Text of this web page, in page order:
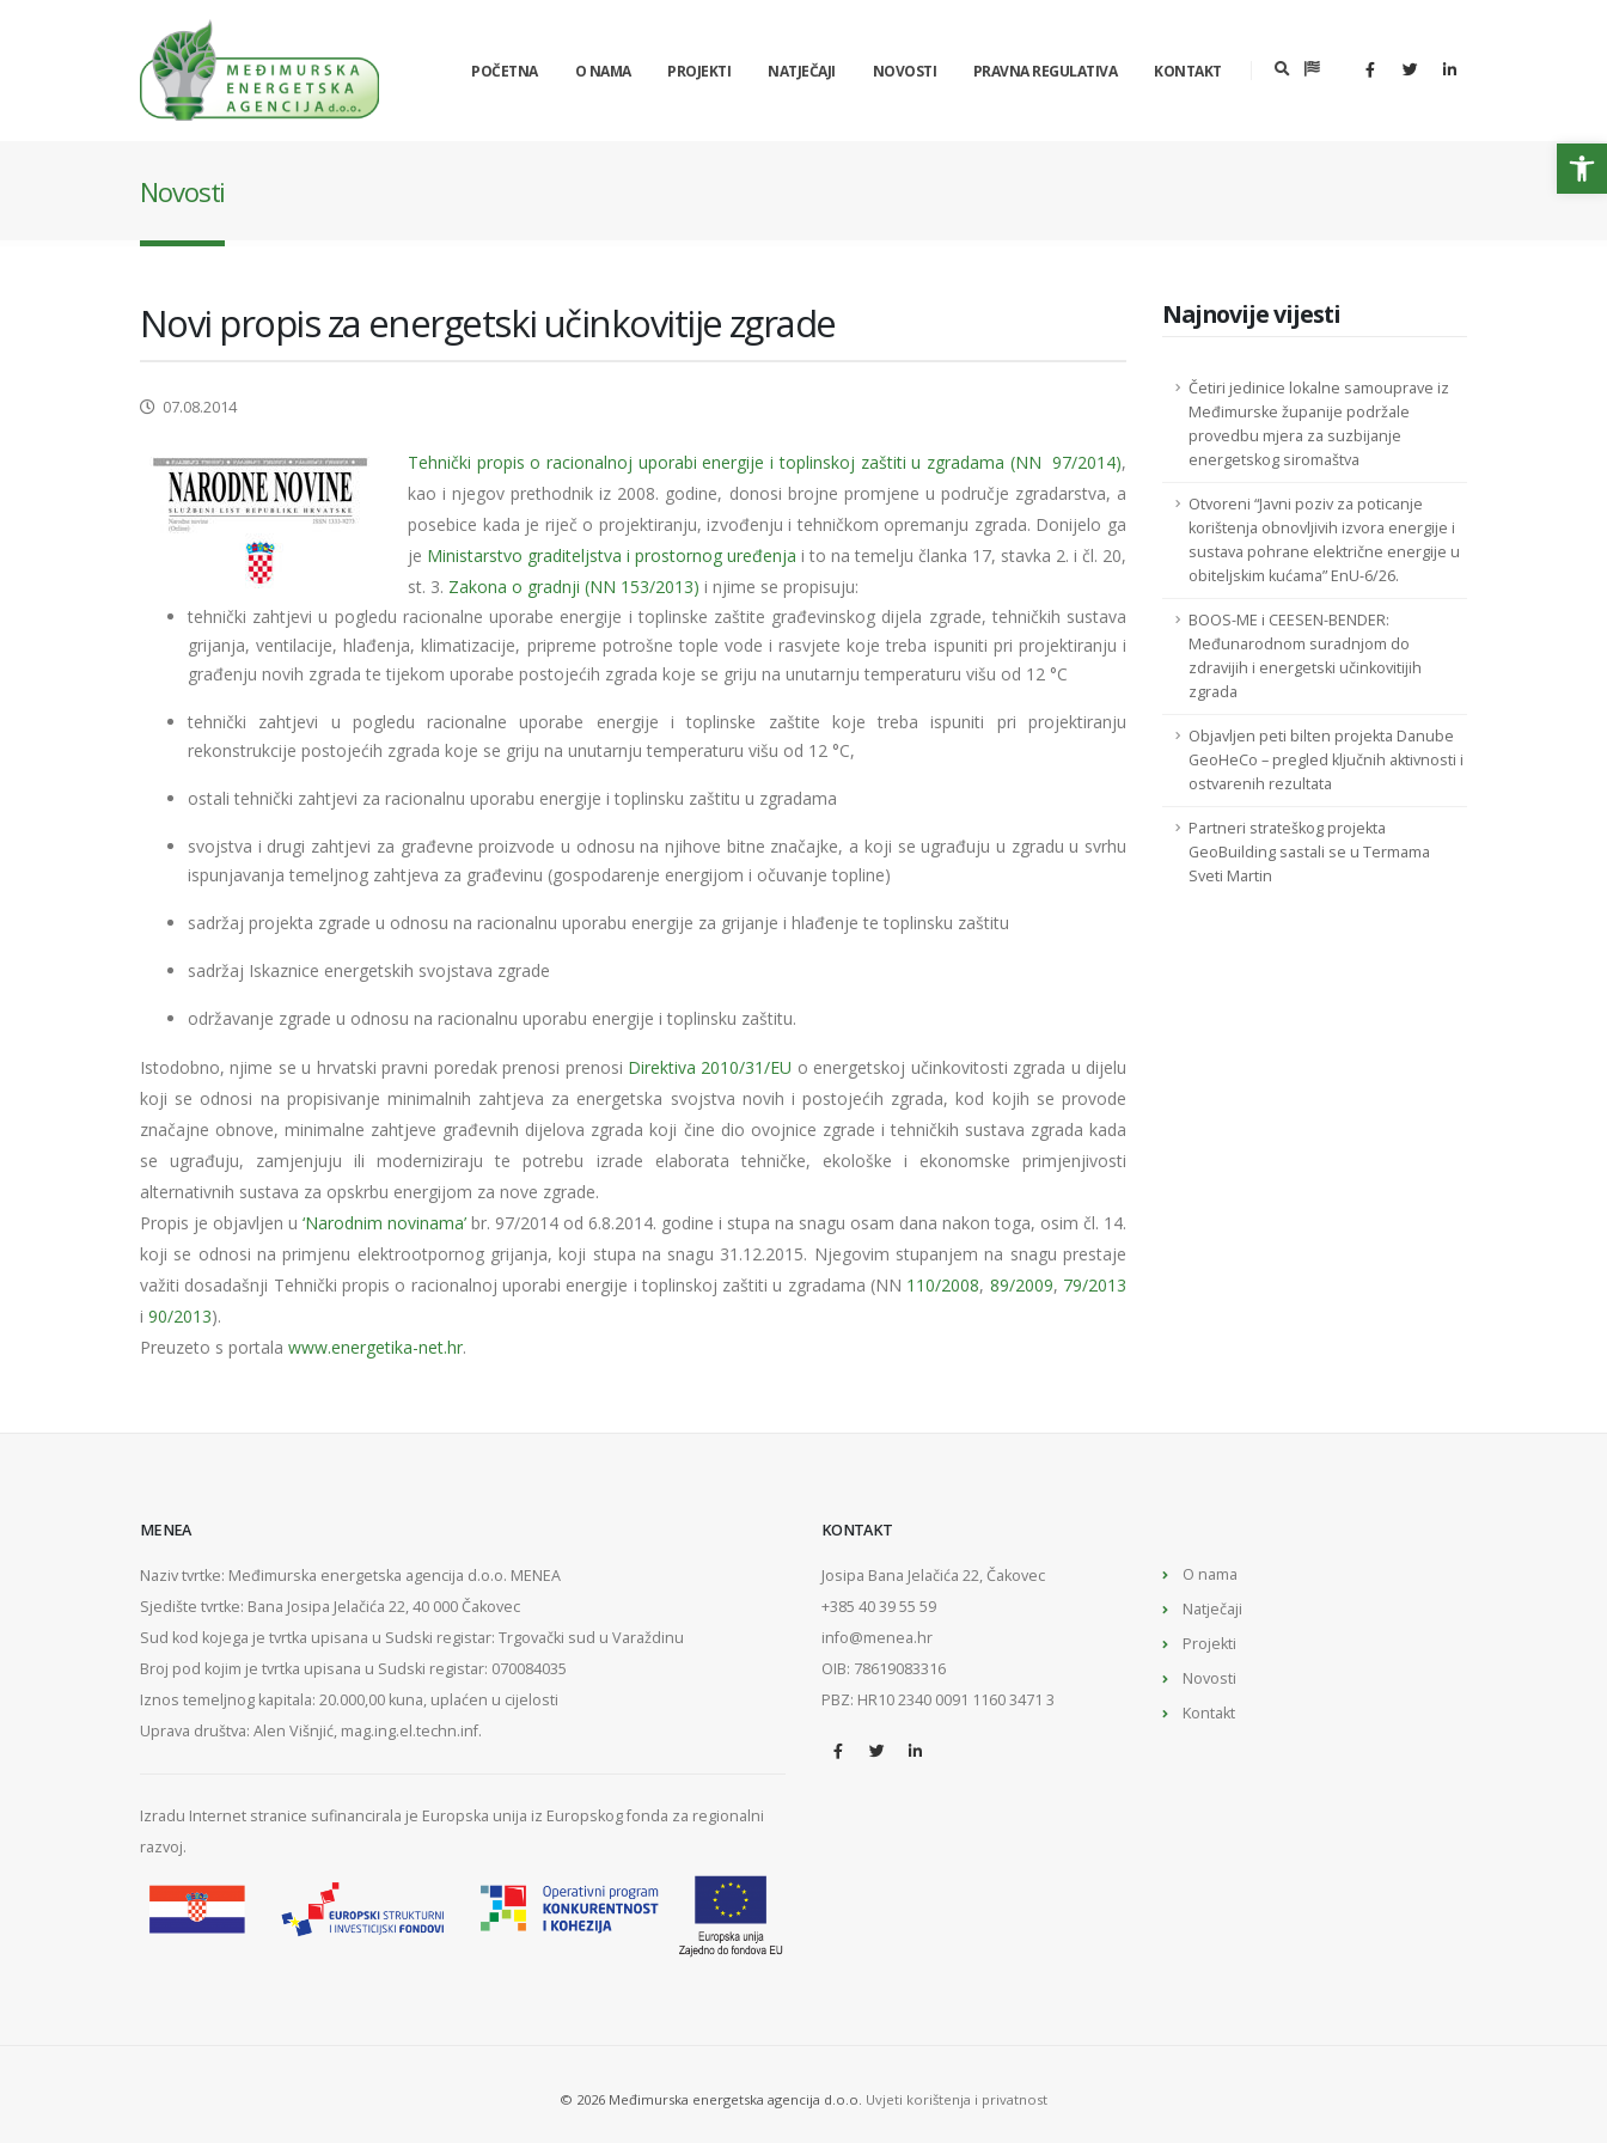
POČETNA O NAMA PROJEKTI NATJEČAJI NOVOSTI PRAVNA REGULATIVA KONTAKT
Novosti
Novi propis za energetski učinkovitije zgrade
07.08.2014
Tehnički propis o racionalnoj uporabi energije i toplinskoj zaštiti u zgradama (NN 97/2014),
kao i njegov prethodnik iz 2008. godine, donosi brojne promjene u područje zgradarstva, a
posebice kada je riječ o projektiranju, izvođenju i tehničkom opremanju zgrada. Donijelo ga
je Ministarstvo graditeljstva i prostornog uređenja i to na temelju članka 17, stavka 2. i čl. 20,
st. 3. Zakona o gradnji (NN 153/2013) i njime se propisuju:
tehnički zahtjevi u pogledu racionalne uporabe energije i toplinske zaštite građevinskog dijela zgrade, tehničkih sustava
grijanja, ventilacije, hlađenja, klimatizacije, pripreme potrošne tople vode i rasvjete koje treba ispuniti pri projektiranju i
građenju novih zgrada te tijekom uporabe postojećih zgrada koje se griju na unutarnju temperaturu višu od 12 °C
tehnički zahtjevi u pogledu racionalne uporabe energije i toplinske zaštite koje treba ispuniti pri projektiranju
rekonstrukcije postojećih zgrada koje se griju na unutarnju temperaturu višu od 12 °C,
ostali tehnički zahtjevi za racionalnu uporabu energije i toplinsku zaštitu u zgradama
svojstva i drugi zahtjevi za građevne proizvode u odnosu na njihove bitne značajke, a koji se ugrađuju u zgradu u svrhu
ispunjavanja temeljnog zahtjeva za građevinu (gospodarenje energijom i očuvanje topline)
sadržaj projekta zgrade u odnosu na racionalnu uporabu energije za grijanje i hlađenje te toplinsku zaštitu
sadržaj Iskaznice energetskih svojstava zgrade
održavanje zgrade u odnosu na racionalnu uporabu energije i toplinsku zaštitu.
Istodobno, njime se u hrvatski pravni poredak prenosi prenosi Direktiva 2010/31/EU o energetskoj učinkovitosti zgrada u dijelu
koji se odnosi na propisivanje minimalnih zahtjeva za energetska svojstva novih i postojećih zgrada, kod kojih se provode
značajne obnove, minimalne zahtjeve građevnih dijelova zgrada koji čine dio ovojnice zgrade i tehničkih sustava zgrada kada
se ugrađuju, zamjenjuju ili moderniziraju te potrebu izrade elaborata tehničke, ekološke i ekonomske primjenjivosti
alternativnih sustava za opskrbu energijom za nove zgrade.
Propis je objavljen u ‘Narodnim novinama’ br. 97/2014 od 6.8.2014. godine i stupa na snagu osam dana nakon toga, osim čl. 14.
koji se odnosi na primjenu elektrootpornog grijanja, koji stupa na snagu 31.12.2015. Njegovim stupanjem na snagu prestaje
važiti dosadašnji Tehnički propis o racionalnoj uporabi energije i toplinskoj zaštiti u zgradama (NN 110/2008, 89/2009, 79/2013
i 90/2013).
Preuzeto s portala www.energetika-net.hr.
Najnovije vijesti
Četiri jedinice lokalne samouprave iz
Međimurske županije podržale
provedbu mjera za suzbijanje
energetskog siromaštva
Otvoreni “Javni poziv za poticanje
korištenja obnovljivih izvora energije i
sustava pohrane električne energije u
obiteljskim kućama” EnU-6/26.
BOOS-ME i CEESEN-BENDER:
Međunarodnom suradnjom do
zdravijih i energetski učinkovitijih
zgrada
Objavljen peti bilten projekta Danube
GeoHeCo – pregled ključnih aktivnosti i
ostvarenih rezultata
Partneri strateškog projekta
GeoBuilding sastali se u Termama
Sveti Martin
MENEA
Naziv tvrtke: Međimurska energetska agencija d.o.o. MENEA
Sjedište tvrtke: Bana Josipa Jelačića 22, 40 000 Čakovec
Sud kod kojega je tvrtka upisana u Sudski registar: Trgovački sud u Varaždinu
Broj pod kojim je tvrtka upisana u Sudski registar: 070084035
Iznos temeljnog kapitala: 20.000,00 kuna, uplaćen u cijelosti
Uprava društva: Alen Višnjić, mag.ing.el.techn.inf.
Izradu Internet stranice sufinancirala je Europska unija iz Europskog fonda za regionalni
razvoj.
KONTAKT
Josipa Bana Jelačića 22, Čakovec
+385 40 39 55 59
info@menea.hr
OIB: 78619083316
PBZ: HR10 2340 0091 1160 3471 3
O nama
Natječaji
Projekti
Novosti
Kontakt
© 2026 Međimurska energetska agencija d.o.o. Uvjeti korištenja i privatnost